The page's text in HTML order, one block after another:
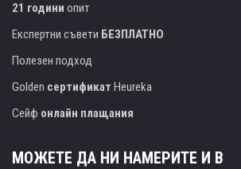
21 години опит
Експертни съвети БЕЗПЛАТНО
Полезен подход
Golden сертификат Heureka
Сейф онлайн плащания
МОЖЕТЕ ДА НИ НАМЕРИТЕ И В